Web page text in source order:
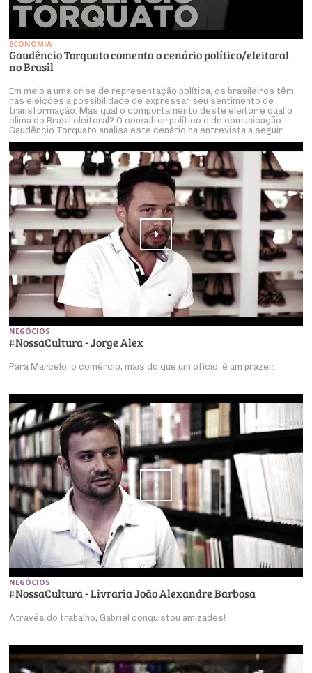
ECONOMIA
Gaudêncio Torquato comenta o cenário político/eleitoral
no Brasil
Em meio a uma crise de representação política, os brasileiros têm
nas eleições a possibilidade de expressar seu sentimento de
transformação. Mas qual o comportamento deste eleitor e qual o
clima do Brasil eleitoral? O consultor político e de comunicação
Gaudêncio Torquato analisa este cenário na entrevista a seguir.
NEGÓCIOS
#NossaCultura - Jorge Alex
Para Marcelo, o comércio, mais do que um ofício, é um prazer.
NEGÓCIOS
#NossaCultura - Livraria João Alexandre Barbosa
Através do trabalho, Gabriel conquistou amizades!